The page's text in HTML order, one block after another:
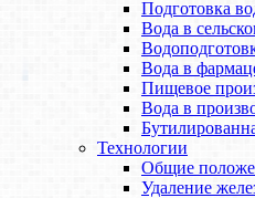
Подготовка
Вода в
Вода в
Пищевое
Вода в
Технологии
Общие
Удаление